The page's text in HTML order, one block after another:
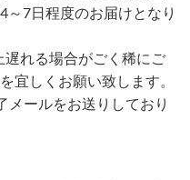
7日程度のお届けとなり
れる場合がごく稀にご
宜しくお願い致します。
メールをお送りしており